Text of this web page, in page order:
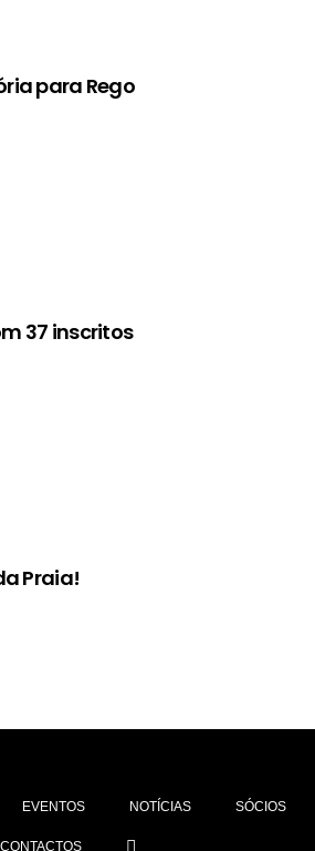
para Rego
37 inscritos
Praia!
EVENTOS NOTÍCIAS SÓCIOS
CONTACTOS